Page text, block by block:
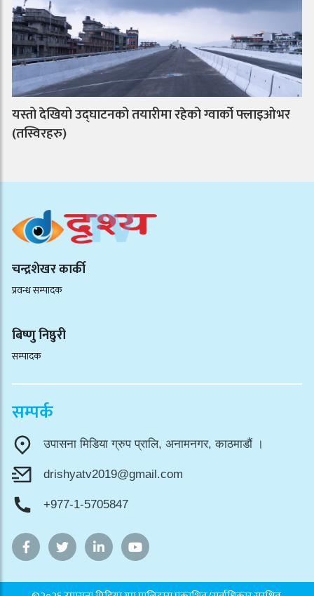
यस्तो देखियो उद्घाटनको तयारीमा रहेको ग्वार्को फ्लाइओभर
(तस्विरहरु)
चन्द्रशेखर कार्की
प्रवन्ध सम्पादक
बिष्णु निष्ठुरी
सम्पादक
सम्पर्क
उपासना मिडिया ग्रुप प्रालि, अनामनगर, काठमाडौं ।
drishyatv2019@gmail.com
+977-1-5705847